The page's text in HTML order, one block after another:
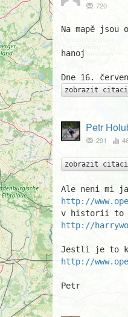
720
Na mapě
hanoj
zobrazit citaci
Petr
291
zobrazit citaci
http://
http://
http://
Petr